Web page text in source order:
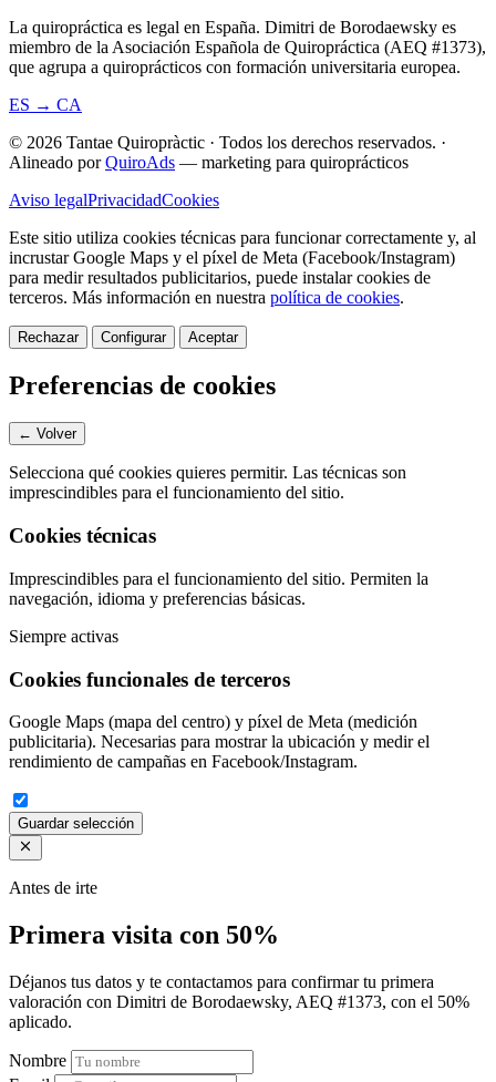
La quiropráctica es legal en España. Dimitri de Borodaewsky es
miembro de la Asociación Española de Quiropráctica (AEQ #1373),
que agrupa a quiroprácticos con formación universitaria europea.
ES → CA
© 2026 Tantae Quiropràctic · Todos los derechos reservados. ·
Alineado porQuiroAds — marketing para quiroprácticos
Aviso legalPrivacidadCookies
Este sitio utiliza cookies técnicas para funcionar correctamente y, al
incrustar Google Maps y el píxel de Meta (Facebook/Instagram)
para medir resultados publicitarios, puede instalar cookies de
terceros. Más información en nuestra política de cookies.
Rechazar Configurar Aceptar
Preferencias de cookies
← Volver
Selecciona qué cookies quieres permitir. Las técnicas son
imprescindibles para el funcionamiento del sitio.
Cookies técnicas
Imprescindibles para el funcionamiento del sitio. Permiten la
navegación, idioma y preferencias básicas.
Siempre activas
Cookies funcionales de terceros
Google Maps (mapa del centro) y píxel de Meta (medición
publicitaria). Necesarias para mostrar la ubicación y medir el
rendimiento de campañas en Facebook/Instagram.
Guardar selección
Antes de irte
Primera visita con 50%
Déjanos tus datos y te contactamos para confirmar tu primera
valoración con Dimitri de Borodaewsky, AEQ #1373, con el 50%
aplicado.
Nombre